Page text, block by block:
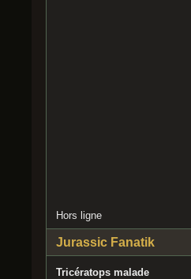
Hors ligne
Jurassic Fanatik
Tricératops malade